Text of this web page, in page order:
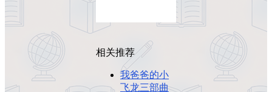
相关推荐
我爸爸的小
飞龙三部曲